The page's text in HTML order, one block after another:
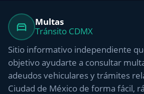
Multas
Tránsito CDMX
Sitio informativo independiente
objetivo ayudarte a consultar
adeudos vehiculares y trámites
Ciudad de México de forma fácil,